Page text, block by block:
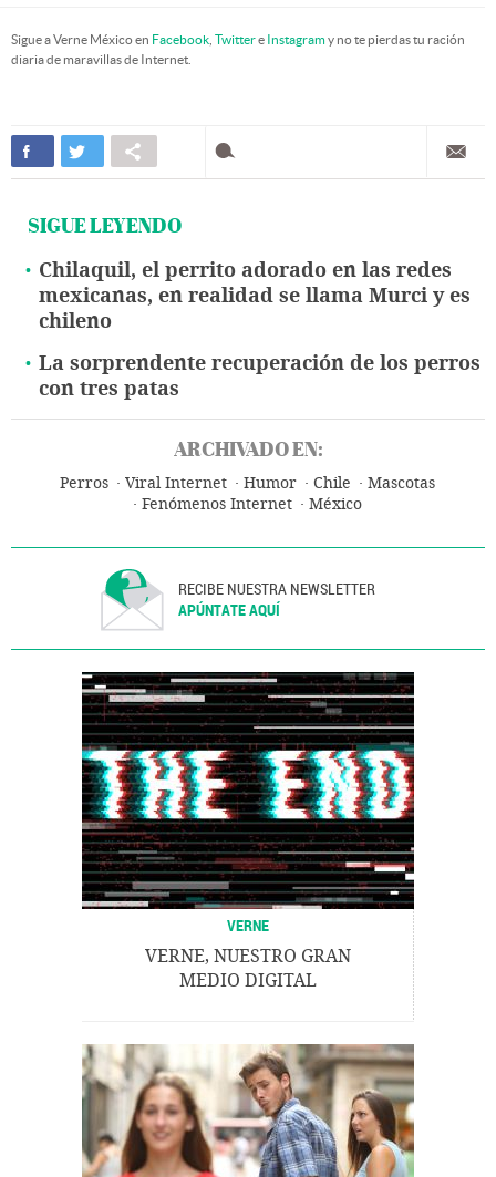
Sigue a Verne México en Facebook Twittere Instagramy no te pierdas tu ración
diaria de maravillas de Internet.
SIGUE LEYENDO
Chilaquil, el perrito adorado en las redes
mexicanas, en realidad se llama Murci y es
chileno
La sorprendente recuperación de los perros
con tres patas
ARCHIVADO EN:
Perros Viral Internet Humor Chile
Mascotas
Fenómenos Internet
México
RECIBE NUESTRA NEWSLETTER
APÚNTATE AQUÍ
VERNE
VERNE, NUESTRO GRAN
MEDIO DIGITAL